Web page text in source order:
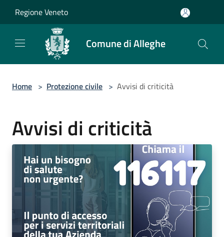
Regione Veneto
Comune di Alleghe
Home > Protezione civile > Avvisi di criticità
Avvisi di criticità